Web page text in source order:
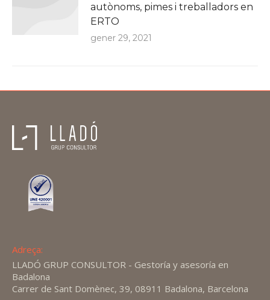
autònoms, pimes i treballadors en
ERTO
gener 29, 2021
Adreça:
LLADÓ GRUP CONSULTOR - Gestoría y asesoría en
Badalona
Carrer de Sant Domènec, 39, 08911 Badalona, Barcelona